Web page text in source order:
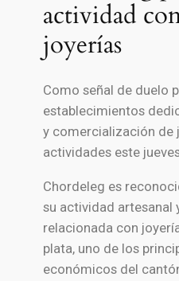
actividad
joyerías
Como señal de duelo
establecimientos
y comercialización de
actividades este
Chordeleg es
su actividad artesanal
relacionada con
plata, uno de los
económicos del